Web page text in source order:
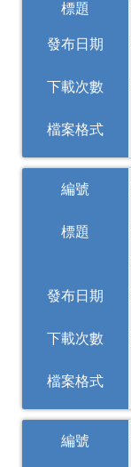
標題
發布日期
下載次數
檔案格式
編號
標題
發布日期
下載次數
檔案格式
編號